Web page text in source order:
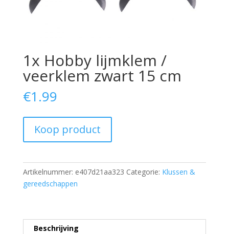
1x Hobby lijmklem /
veerklem zwart 15 cm
€1.99
Koop product
Artikelnummer: e407d21aa323 Categorie: Klussen &
gereedschappen
Beschrijving